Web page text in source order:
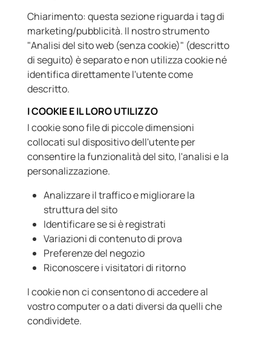
Chiarimento: questa sezione riguarda i tag di
marketing/pubblicità. Il nostro strumento
"Analisi del sito web (senza cookie)" (descritto
di seguito) è separato e non utilizza cookie né
identifica direttamente l'utente come
descritto.
I COOKIE E IL LORO UTILIZZO
I cookie sono file di piccole dimensioni
collocati sul dispositivo dell'utente per
consentire la funzionalità del sito, l'analisi e la
personalizzazione.
Analizzare il traffico e migliorare la
struttura del sito
Identificare se si è registrati
Variazioni di contenuto di prova
Preferenze del negozio
Riconoscere i visitatori di ritorno
I cookie non ci consentono di accedere al
vostro computer o a dati diversi da quelli che
condividete.